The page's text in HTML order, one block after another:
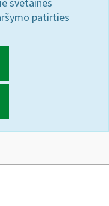
svetainės
patirties